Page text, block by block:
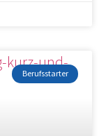
Berufsstarter